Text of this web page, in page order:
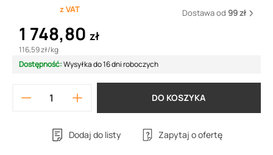
z VAT Dostawa od 99 zł
1 748,80 zł
116,59 zł/kg
Dostępność:Wysyłka do 16 dni roboczych
DO KOSZYKA
Dodaj do listy Zapytaj o ofertę